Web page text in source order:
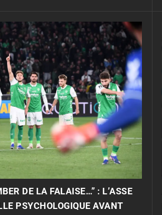
DE LA FALAISE…” : L’ASSE
PSYCHOLOGIQUE AVANT